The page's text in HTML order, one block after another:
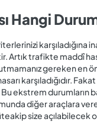
Hangi
karşıladığına
Artık trafikte maddî
gereken en
karşıladığıdır.
ekstrem durumların
diğer araçlara
size